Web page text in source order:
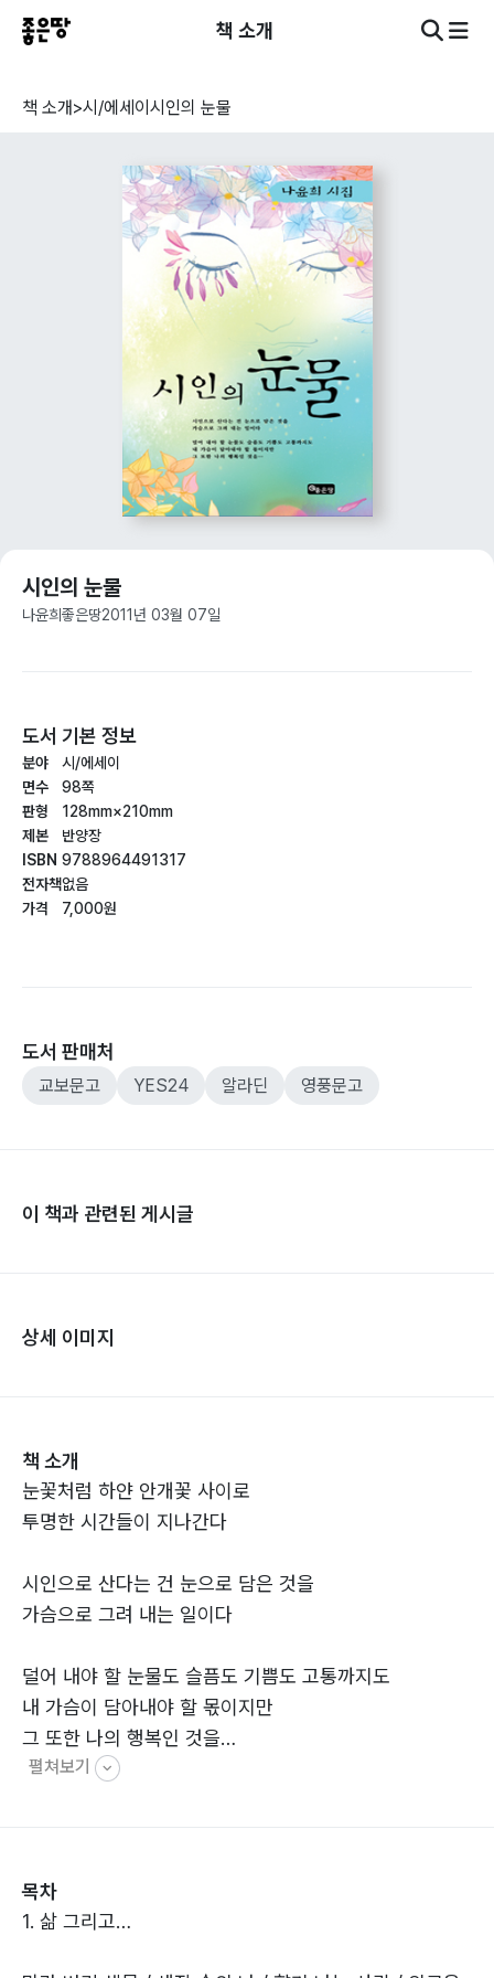
책 소개
책 소개>시/에세이 시인의 눈물
시인의 눈물
나윤희좋은땅2011년 03월 07일
도서 기본 정보
분야
면수
판형
제본
ISBN
전자책
가격
시/에세이
98쪽
128mm×210mm
반양장
9788964491317
없음
7,000원
도서 판매처
교보문고 YES24 알라딘 영풍문고
이 책과 관련된 게시글
상세 이미지
책 소개
눈꽃처럼 하얀 안개꽃 사이로
투명한 시간들이 지나간다
시인으로 산다는 건 눈으로 담은 것을
가슴으로 그려 내는 일이다
덜어 내야 할 눈물도 슬픔도 기쁨도 고통까지도
내 가슴이 담아내야 할 몫이지만
그 또한 나의 행복인 것을…
세상 밖으로 날려 보낸다
펼쳐보기
목차
1. 삶 그리고…